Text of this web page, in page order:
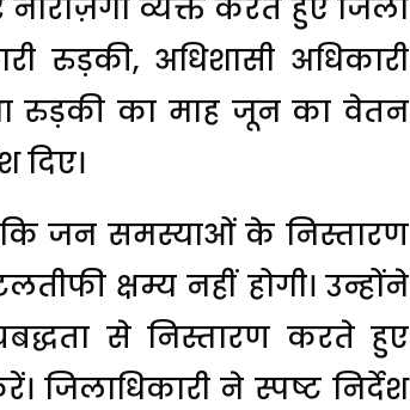
व्यक्त करते हुए जिला
रुड़की, अधिशासी अधिकारी
रुड़की का माह जून का वेतन
दिए।
कि जन समस्याओं के निस्तारण
क्षम्य नहीं होगी। उन्होंने
से निस्तारण करते हुए
जिलाधिकारी ने स्पष्ट निर्देश